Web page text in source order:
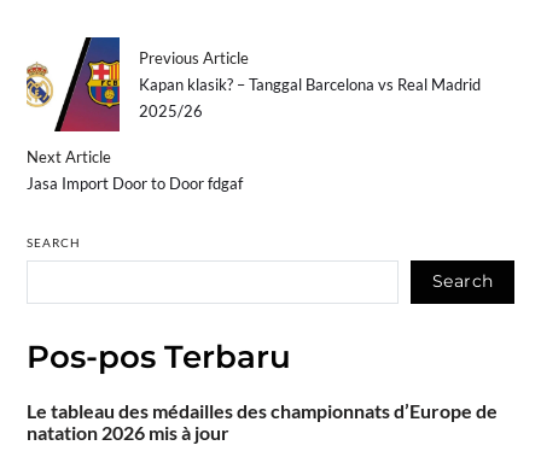
Previous Article
Kapan klasik? – Tanggal Barcelona vs Real Madrid
2025/26
Next Article
Jasa Import Door to Door fdgaf
SEARCH
Search
Pos-pos Terbaru
Le tableau des médailles des championnats d’Europe de
natation 2026 mis à jour